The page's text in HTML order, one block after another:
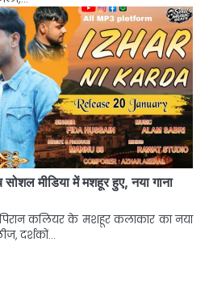
मीडिया में मशहूर हुए, नया गाना
कलियर के मशहूर कलाकार का नया
दर्शकों…